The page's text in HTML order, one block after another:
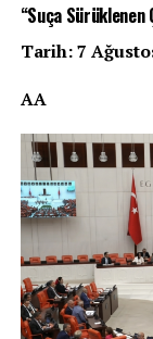
“Suça Sürüklenen
Tarih: 7
AA